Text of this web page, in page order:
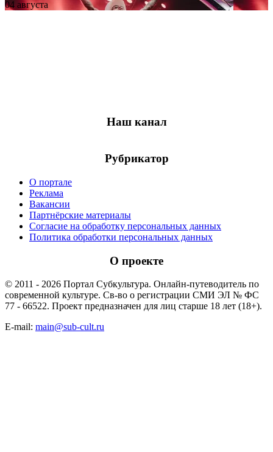
04 августа
Наш канал
Рубрикатор
О портале
Реклама
Вакансии
Партнёрские материалы
Согласие на обработку персональных данных
Политика обработки персональных данных
О проекте
© 2011 - 2026 Портал Субкультура. Онлайн-путеводитель по
современной культуре. Св-во о регистрации СМИ ЭЛ № ФС
77 - 66522. Проект предназначен для лиц старше 18 лет (18+).
E-mail: main@sub-cult.ru